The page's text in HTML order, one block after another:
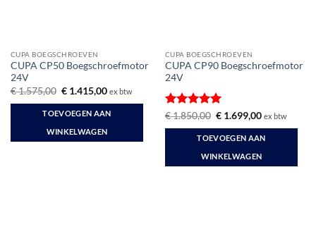
CUPA BOEGSCHROEVEN
CUPA CP50 Boegschroefmotor
24V
€1.575,00 Oorspronkelijke
was:
€ 1.575,00.
€1.415,00Huidige
is:
€ 1.415,00.
ex btw
TOEVOEGEN AAN
WINKELWAGEN
CUPA BOEGSCHROEVEN
CUPA CP90 Boegschroefmotor
24V
Gewaardeerd
5uit 5
€1.850,00 Oorspronkelijke
was:
€ 1.850,00.
€1.699,00Huidige
is:
€ 1.699,00.
ex btw
TOEVOEGEN AAN
WINKELWAGEN